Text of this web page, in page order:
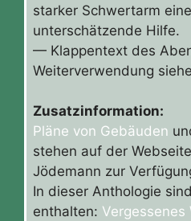
starker Schwertarm
unterschätzende Hilfe.
— Klappentext des
Weiterverwendung siehe
Zusatzinformation:
Pläne von Gebäuden
stehen auf der
Jödemann zur
In dieser Anthologie
enthalten: Vergessenes